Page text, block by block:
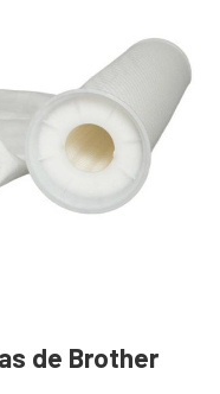
de Brother